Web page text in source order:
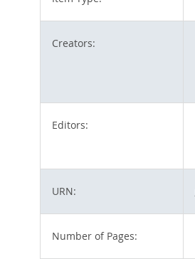
Creators:
Editors:
URN:
Number of Pages: